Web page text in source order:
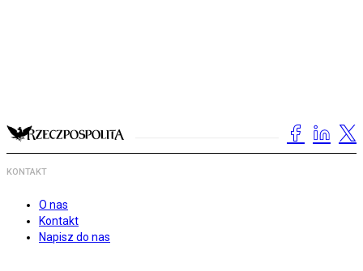
KONTAKT
O nas
Kontakt
Napisz do nas